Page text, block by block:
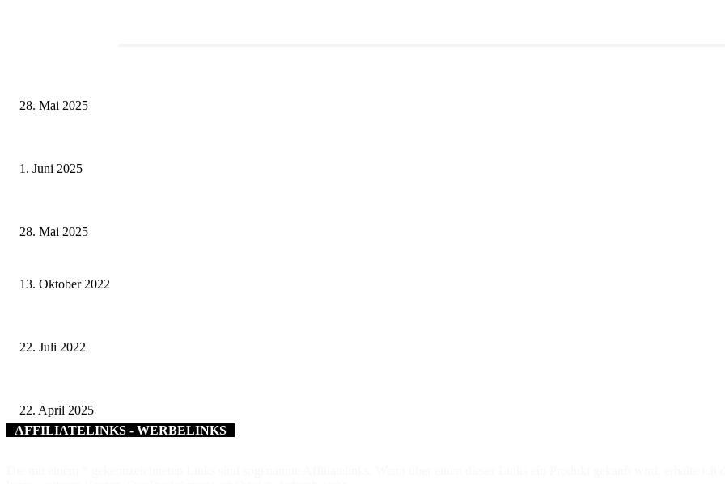
28. Mai 2025
1. Juni 2025
28. Mai 2025
13. Oktober 2022
22. Juli 2022
22. April 2025
AFFILIATELINKS - WERBELINKS